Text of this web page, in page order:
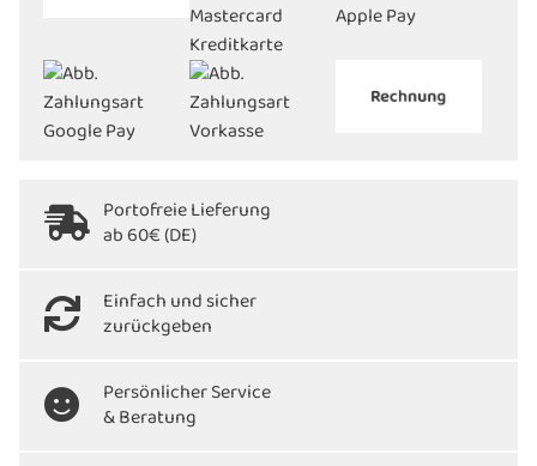
Portofreie Lieferung
ab 60€ (DE)
Einfach und sicher
zurückgeben
Persönlicher Service
& Beratung